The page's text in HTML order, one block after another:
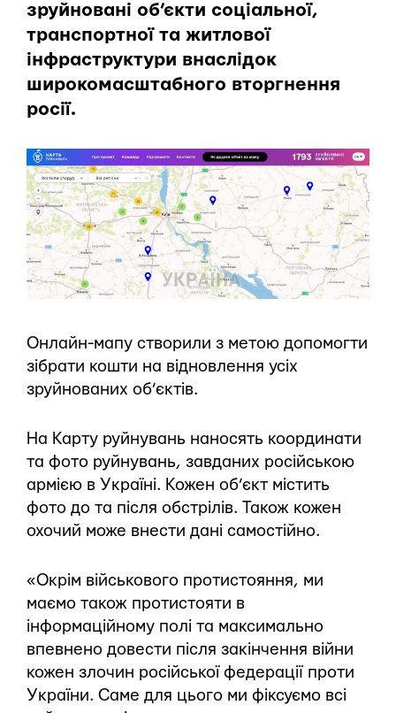
зруйновані об’єкти соціальної,
транспортної та житлової
інфраструктури внаслідок
широкомасштабного вторгнення
росії.
Онлайн-мапу створили з метою допомогти
зібрати кошти на відновлення усіх
зруйнованих об’єктів.
На Карту руйнувань наносять координати
та фото руйнувань, завданих російською
армією в Україні. Кожен об’єкт містить
фото до та після обстрілів. Також кожен
охочий може внести дані самостійно.
«Окрім військового протистояння, ми
маємо також протистояти в
інформаційному полі та максимально
впевнено довести після закінчення війни
кожен злочин російської федерації проти
України. Саме для цього ми фіксуємо всі